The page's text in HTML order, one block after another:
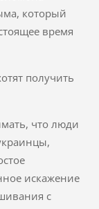
который
время
получить
что люди
искажение
с